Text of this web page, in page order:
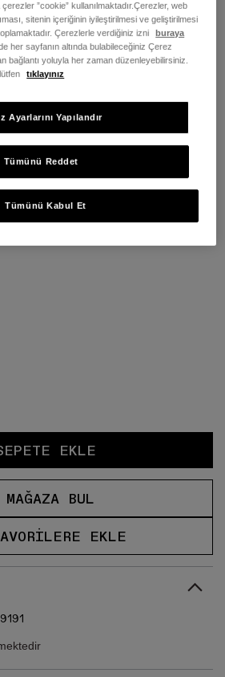
EKLE
MAĞAZA BUL
EKLE
”cookie” kullanılmaktadır.Çerezler, web
sitenin içeriğinin iyileştirilmesi ve geliştirilmesi
Çerezlerle verdiğiniz izni
buraya
her sayfanın altında bulabileceğiniz Çerez
bağlantı yoluyla her zaman düzenleyebilirsiniz.
tıklayınız
Tümünü Reddet
Tümünü Kabul Et
Ayarlarını Yapılandır